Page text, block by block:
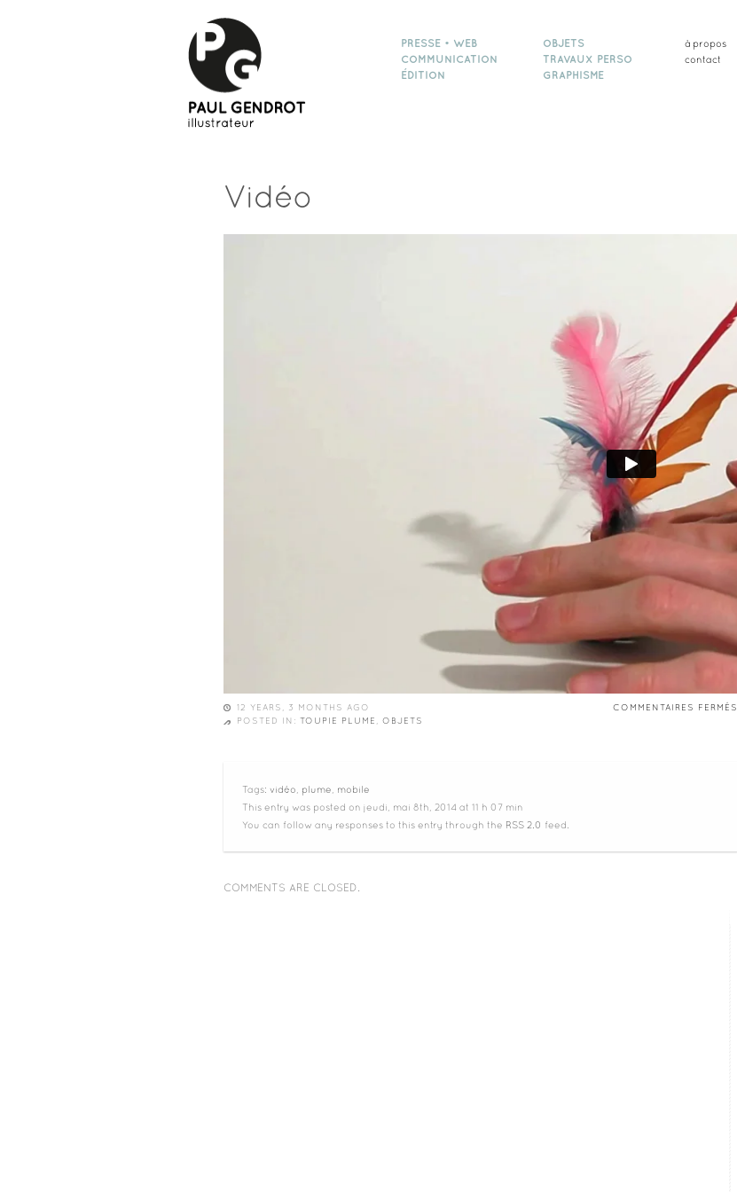
PRESSE • WEB
COMMUNICATION
ÉDITION
OBJETS
TRAVAUX PERSO
GRAPHISME
à propos
contact
Vidéo
12 YEARS, 3 MONTHS AGO COMMENTAIRES FERMÉS
POSTED IN: TOUPIE PLUME OBJETS
Tags: vidéo plume
mobile
This entry was posted on jeudi, mai 8th, 2014 at 11 h 07 min
You can follow any responses to this entry through the RSS 2.0 feed.
COMMENTS ARE CLOSED.